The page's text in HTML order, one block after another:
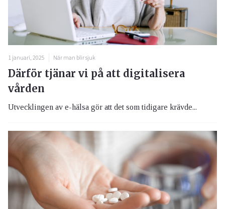
1 januari, 2025 När man blir sjuk
Därför tjänar vi på att digitalisera
vården
Utvecklingen av e-hälsa gör att det som tidigare krävde...